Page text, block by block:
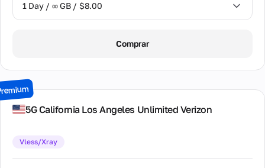
1 Day / ∞ GB / $8.00
14 Days / ∞ GB / $66.00
Comprar
5G California Los Angeles Unlimited Verizon
Vless/Xray